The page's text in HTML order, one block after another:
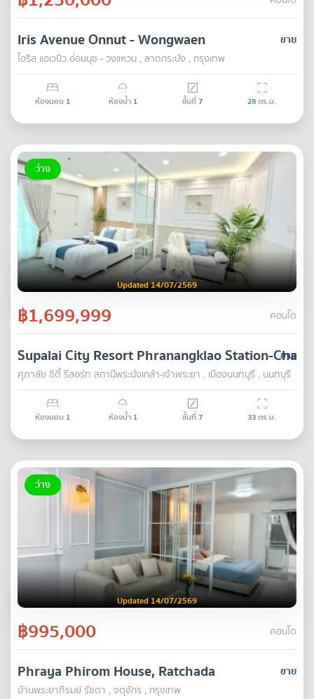
ขาย
Iris Avenue Onnut - Wongwaen
ไอริส แอเวนิว อ่อนนุช - วงแหวน , ลาดกระบัง , กรุงเทพ
ห้องนอน 1 ห้องน้ำ 1 ชั้นที่7 28ตร.ม.
ว่าง
Updated 14/07/2569
฿1,699,999 คอนโด
ขาย
Supalai City Resort Phranangklao Station-
ศุภาลัย ซิตี้ รีสอร์ท สถานีพระนั่งเกล้า-เจ้าพระยา , เมืองนนทบุรี , นนทบุรี
ห้องนอน 1 ห้องน้ำ 1 ชั้นที่7 33ตร.ม.
ว่าง
Updated 14/07/2569
฿995,000 คอนโด
ขาย
Phraya Phirom House, Ratchada
บ้านพระยาภิรมย์ รัชดา , จตุจักร , กรุงเทพ